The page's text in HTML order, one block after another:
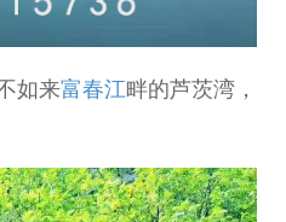
如来富春江畔的芦茨湾，